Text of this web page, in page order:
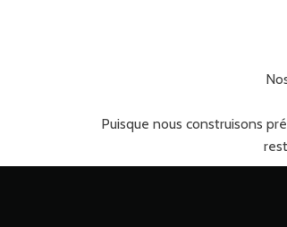
Puisque nous construisons